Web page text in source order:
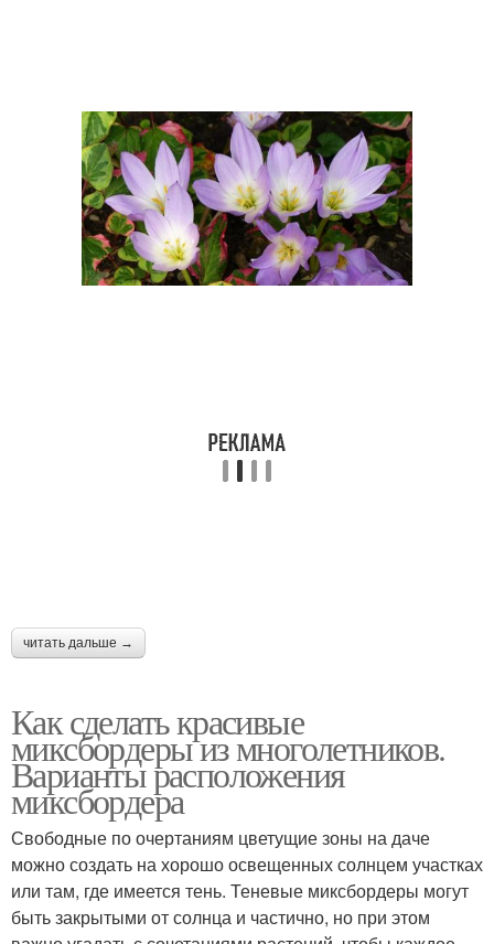
читать дальше →
Как сделать красивые
миксбордеры из многолетников.
Варианты расположения
миксбордера
Свободные по очертаниям цветущие зоны на даче
можно создать на хорошо освещенных солнцем участках
или там, где имеется тень. Теневые миксбордеры могут
быть закрытыми от солнца и частично, но при этом